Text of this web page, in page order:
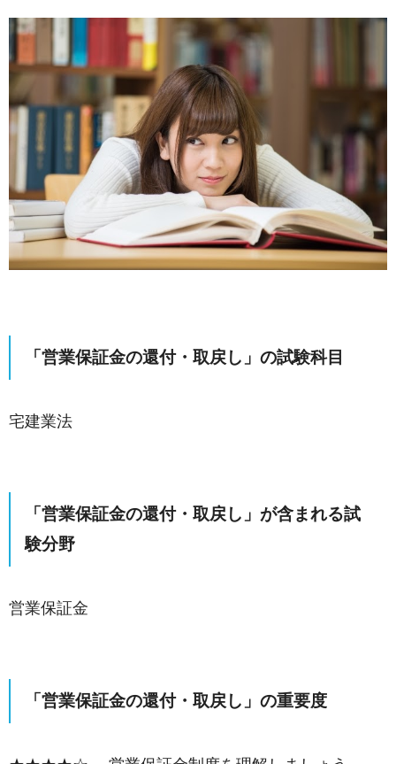
「営業保証金の還付・取戻し」の試験科目
宅建業法
「営業保証金の還付・取戻し」が含まれる試
験分野
営業保証金
「営業保証金の還付・取戻し」の重要度